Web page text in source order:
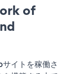
of
イトを稼働さ